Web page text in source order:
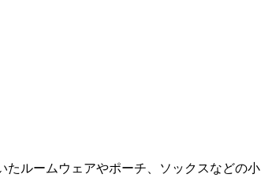
たルームウェアやポーチ、ソックスなどの小